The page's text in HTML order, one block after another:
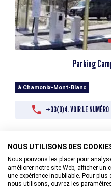
Parking
à Chamonix-Mont-Blanc
+33(0)4. VOIR LE NUMÉRO
DÉCOUVREZ ÉGALEMENT
NOUS UTILISONS DES
Nous pouvons les placer pour
améliorer notre site Web, afficher un
une expérience inoubliable. Pour
nous utilisons, ouvrez les